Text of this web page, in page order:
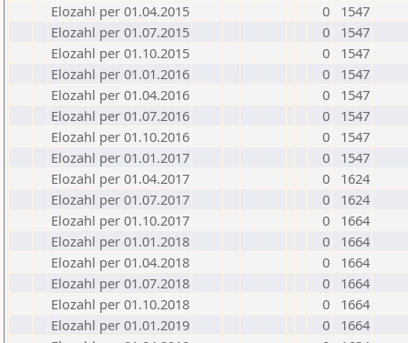
Elozahl per 01.04.2015
0
1547
Elozahl per 01.07.2015
0
1547
Elozahl per 01.10.2015
0
1547
Elozahl per 01.01.2016
0
1547
Elozahl per 01.04.2016
0
1547
Elozahl per 01.07.2016
0
1547
Elozahl per 01.10.2016
0
1547
Elozahl per 01.01.2017
0
1547
Elozahl per 01.04.2017
0
1624
Elozahl per 01.07.2017
0
1624
Elozahl per 01.10.2017
0
1664
Elozahl per 01.01.2018
0
1664
Elozahl per 01.04.2018
0
1664
Elozahl per 01.07.2018
0
1664
Elozahl per 01.10.2018
0
1664
Elozahl per 01.01.2019
0
1664